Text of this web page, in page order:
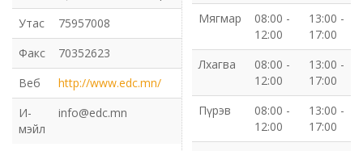
Газрын харилцаа барилга хот байгуулалтын газар
Нийгмийн даатгалын газар
Онцгой байдлын газар
Утас
75957008
Факс
70352623
Веб
http://www.edc.mn/
И-
мэйл
info@edc.mn
Мягмар
08:00 -
12:00
13:00 -
17:00
Лхагва
08:00 -
12:00
13:00 -
17:00
Пүрэв
08:00 -
12:00
13:00 -
17:00